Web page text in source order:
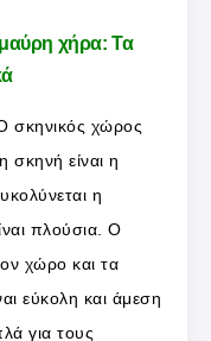
μαύρη χήρα: Τα
Ο σκηνικός χώρος
σκηνή είναι η
η
πλούσια. Ο
χώρο και τα
εύκολη και άμεση
για τους